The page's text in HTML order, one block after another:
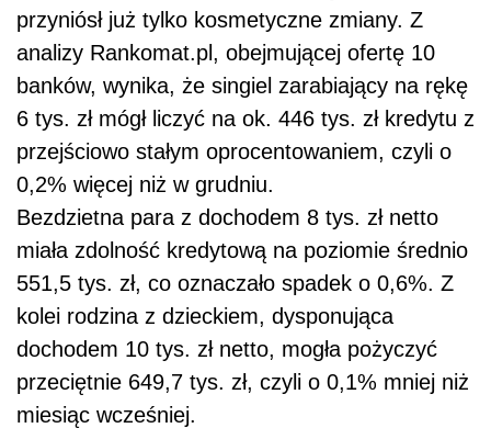
przyniósł już tylko kosmetyczne zmiany. Z
analizy Rankomat.pl, obejmującej ofertę 10
banków, wynika, że singiel zarabiający na rękę
6 tys. zł mógł liczyć na ok. 446 tys. zł kredytu z
przejściowo stałym oprocentowaniem, czyli o
0,2% więcej niż w grudniu.
Bezdzietna para z dochodem 8 tys. zł netto
miała zdolność kredytową na poziomie średnio
551,5 tys. zł, co oznaczało spadek o 0,6%. Z
kolei rodzina z dzieckiem, dysponująca
dochodem 10 tys. zł netto, mogła pożyczyć
przeciętnie 649,7 tys. zł, czyli o 0,1% mniej niż
miesiąc wcześniej.